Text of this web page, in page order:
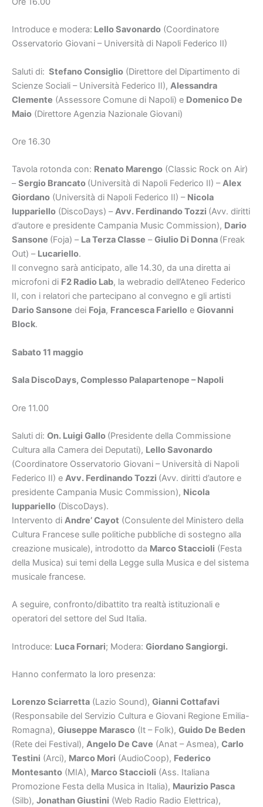
Introduce e modera: Lello Savonardo (Coordinatore
Osservatorio Giovani – Università di Napoli Federico II)
Saluti di: Stefano Consiglio (Direttore del Dipartimento di
Scienze Sociali – Università Federico II), Alessandra
Clemente (Assessore Comune di Napoli) e Domenico De
Maio (Direttore Agenzia Nazionale Giovani)
Ore 16.30
Tavola rotonda con: Renato Marengo (Classic Rock on Air)
–Sergio Brancato (Università di Napoli Federico II) –Alex
Giordano (Università di Napoli Federico II) – Nicola
Iuppariello (DiscoDays) –Avv. Ferdinando Tozzi (Avv. diritti
d’autore e presidente Campania Music Commission), Dario
Sansone (Foja) – La Terza Classe –Giulio Di Donna (Freak
Out) – Lucariello.
Il convegno sarà anticipato, alle 14.30, da una diretta ai
microfoni di F2 Radio Lab, la webradio dell’Ateneo Federico
II, con i relatori che partecipano al convegno e gli artisti
Dario Sansone dei Foja, Francesca Fariello e Giovanni
Block.
Sabato 11 maggio
Sala DiscoDays, Complesso Palapartenope – Napoli
Ore 11.00
Saluti di: On. Luigi Gallo (Presidente della Commissione
Cultura alla Camera dei Deputati), Lello Savonardo
(Coordinatore Osservatorio Giovani – Università di Napoli
Federico II) e Avv. Ferdinando Tozzi (Avv. diritti d’autore e
presidente Campania Music Commission), Nicola
Iuppariello (DiscoDays).
Intervento di Andre’ Cayot (Consulentedel Ministero della
Cultura Francese sulle politiche pubbliche di sostegno alla
creazione musicale), introdotto da Marco Staccioli (Festa
della Musica) sui temi della Legge sulla Musica e del sistema
musicale francese.
A seguire, confronto/dibattito tra realtà istituzionali e
operatori del settore del Sud Italia.
Introduce: Luca Fornari; Modera: Giordano Sangiorgi.
Hanno confermato la loro presenza:
Lorenzo Sciarretta (Lazio Sound), Gianni Cottafavi
(Responsabile del Servizio Cultura e Giovani Regione Emilia-
Romagna), Giuseppe Marasco (It – Folk), Guido De Beden
(Rete dei Festival), Angelo De Cave (Anat – Asmea), Carlo
Testini (Arci), Marco Mori (AudioCoop), Federico
Montesanto (MIA), Marco Staccioli (Ass. Italiana
Promozione Festa della Musica in Italia), Maurizio Pasca
(Silb), Jonathan Giustini (Web Radio Radio Elettrica),